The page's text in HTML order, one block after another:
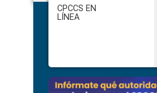
Footer
CPCCS EN
LÍNEA